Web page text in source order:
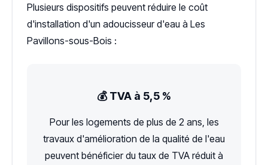
Plusieurs dispositifs peuvent réduire le coût
d'installation d'un adoucisseur d'eau à Les
Pavillons-sous-Bois :
💰 TVA à 5,5 %
Pour les logements de plus de 2 ans, les
travaux d'amélioration de la qualité de l'eau
peuvent bénéficier du taux de TVA réduit à